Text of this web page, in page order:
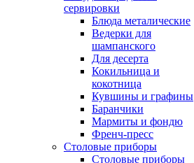
сервировки
Блюда металические
Ведерки для
шампанского
Для десерта
Кокильница и
кокотница
Кувшины и графины
Баранчики
Мармиты и фондю
Френч-пресс
Столовые приборы
Столовые приборы